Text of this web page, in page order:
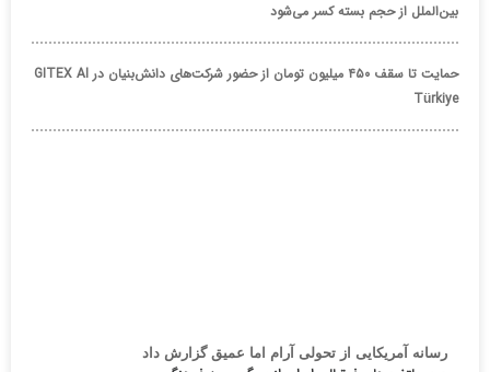
بین‌الملل از حجم بسته کسر می‌شود
حمایت تا سقف ۴۵۰ میلیون تومان از حضور شرکت‌های دانش‌بنیان در GITEX AI
Türkiye
رسانه آمریکایی از تحولی آرام اما عمیق گزارش داد